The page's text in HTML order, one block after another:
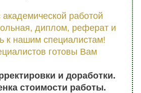
работой
диплом, реферат и
к нашим специалистам!
готовы Вам
и доработки.
стоимости работы.